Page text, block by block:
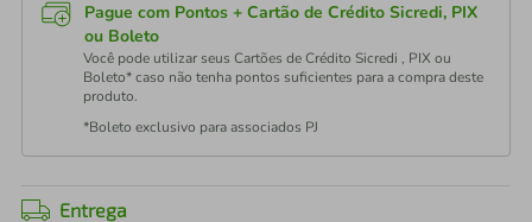
Pague com Pontos + Cartão de Crédito Sicredi, PIX
ou Boleto
Você pode utilizar seus Cartões de Crédito Sicredi , PIX ou
Boleto* caso não tenha pontos suficientes para a compra deste
produto.
*Boleto exclusivo para associados PJ
Entrega